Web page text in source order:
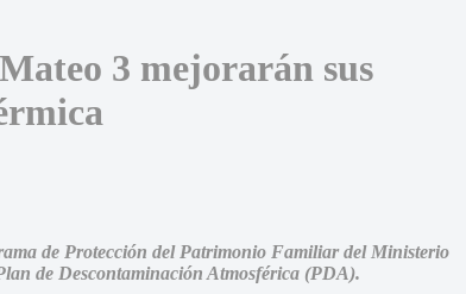
3 mejorarán sus
de Protección del Patrimonio Familiar del Ministerio
de Descontaminación Atmosférica (PDA).